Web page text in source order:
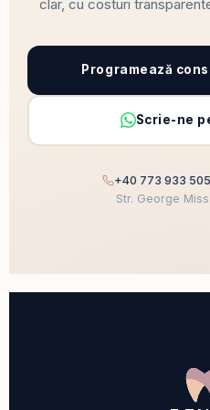
clar, cu costuri
Programează
Scrie-ne
+40 773 933 505
Str. George